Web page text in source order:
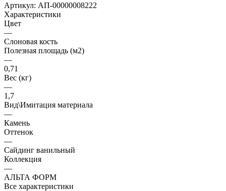
Артикул: АП-00000008222
Характеристики
Цвет
—
Слоновая кость
Полезная площадь (м2)
—
0,71
Вес (кг)
—
1,7
Вид\Имитация материала
—
Камень
Оттенок
—
Сайдинг ванильный
Коллекция
—
АЛЬТА ФОРМ
Все характеристики